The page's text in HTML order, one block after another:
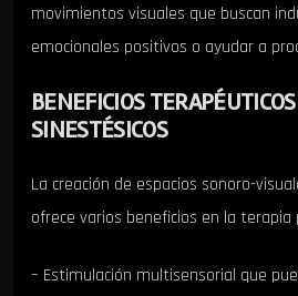
movimientos visuales que buscan
emocionales positivos o ayudar a
BENEFICIOS
SINESTÉSICOS
La creación de espacios sonoro-
ofrece varios beneficios en la terapia
– Estimulación multisensorial que